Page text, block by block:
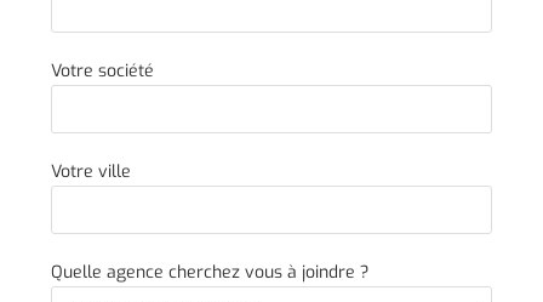
Votre société
Votre ville
Quelle agence cherchez vous à joindre ?